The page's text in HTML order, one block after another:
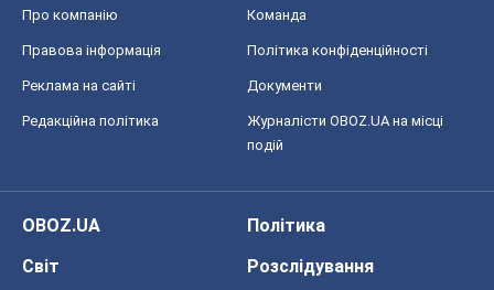
Про компанію Команда
Правова інформація Політика конфіденційності
Реклама на сайті Документи
Редакційна політика
Журналісти OBOZ.UA на місці
подій
OBOZ.UA
Політика
Світ
Розслідування